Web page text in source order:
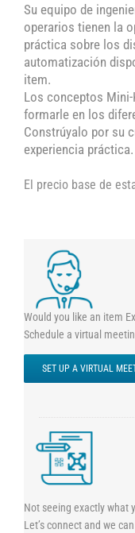
Su equipo de
operarios tienen la
práctica sobre los
automatización
item.
Los conceptos
formarle en los
Constrúyalo por su
experiencia práctica.
El precio base de
Would you like an item
Schedule a virtual
SET UP A VIRTUAL
Not seeing exactly what
Let’s connect and we